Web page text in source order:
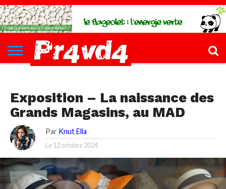
L’INFØ
PØLITIQUE
ECONØMIE
КULTURE
SANTÉ
FILLETTE
FORMATIONS
CONTACT
Exposition – La naissance des
Grands Magasins, au MAD
Par Knut Ella
Le 12 octobre 2024